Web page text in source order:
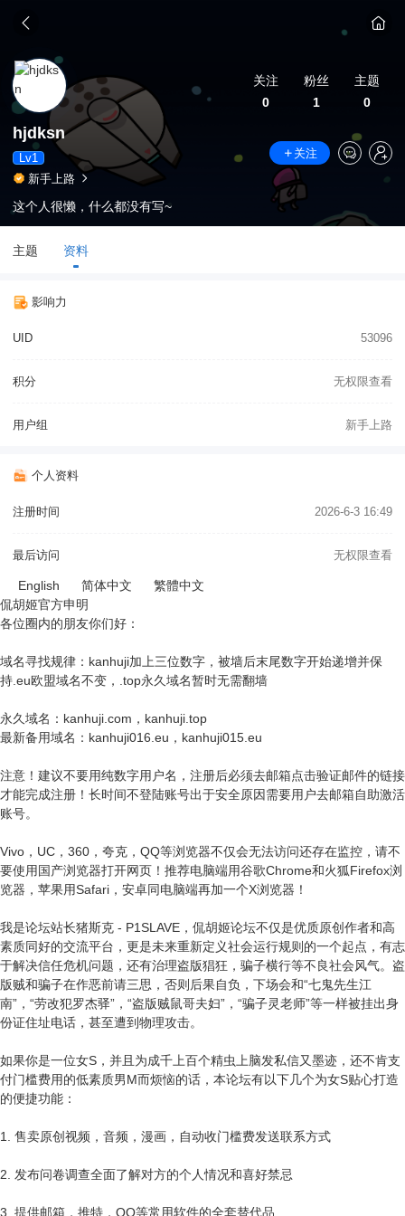
关注
0
粉丝
1
主题
0
hjdksn
Lv1
关注
新手上路
这个人很懒，什么都没有写~
主题 资料
影响力
UID 53096
积分 无权限查看
用户组 新手上路
个人资料
注册时间 2026-6-3 16:49
最后访问 无权限查看
English 简体中文
繁體中文
侃胡姬官方申明
各位圈内的朋友你们好：
域名寻找规律：kanhuji加上三位数字，被墙后末尾数字开始递增并保
持.eu欧盟域名不变，.top永久域名暂时无需翻墙
永久域名：kanhuji.com，kanhuji.top
最新备用域名：kanhuji016.eu，kanhuji015.eu
注意！建议不要用纯数字用户名，注册后必须去邮箱点击验证邮件的链接
才能完成注册！长时间不登陆账号出于安全原因需要用户去邮箱自助激活
账号。
Vivo，UC，360，夸克，QQ等浏览器不仅会无法访问还存在监控，请不
要使用国产浏览器打开网页！推荐电脑端用谷歌Chrome和火狐Firefox浏
览器，苹果用Safari，安卓同电脑端再加一个X浏览器！
我是论坛站长猪斯克 - P1SLAVE，侃胡姬论坛不仅是优质原创作者和高
素质同好的交流平台，更是未来重新定义社会运行规则的一个起点，有志
于解决信任危机问题，还有治理盗版猖狂，骗子横行等不良社会风气。盗
版贼和骗子在作恶前请三思，否则后果自负，下场会和“七鬼先生江
南”，“劳改犯罗杰驿”，“盗版贼鼠哥夫妇”，“骗子灵老师”等一样被挂出身
份证住址电话，甚至遭到物理攻击。
如果你是一位女S，并且为成千上百个精虫上脑发私信又墨迹，还不肯支
付门槛费用的低素质男M而烦恼的话，本论坛有以下几个为女S贴心打造
的便捷功能：
1. 售卖原创视频，音频，漫画，自动收门槛费发送联系方式
2. 发布问卷调查全面了解对方的个人情况和喜好禁忌
3. 提供邮箱，推特，QQ等常用软件的全套替代品